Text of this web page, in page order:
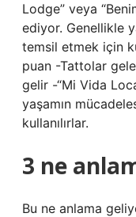
Lodge” veya
ediyor. Genellikle
temsil etmek için
puan -Tattolar
gelir -“Mi Vida
yaşamın
kullanılırlar.
3 ne
Bu ne anlama